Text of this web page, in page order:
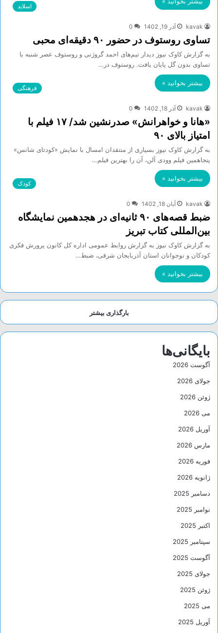
اسلاید
kavak آذر 19, 1402 0
تساوی روستوف در حضور ۹۰ دقیقه‌ای محبی
به گزارش کاوک نیوز دیدار تیم‌های احمد گروژنی و روستوف عصر شنبه با
تساوی بدون گل پایان یافت. روستوف در…
بیشتر بخوانید »
فرهنگی
kavak آذر 18, 1402 0
«هانا و خواهرانش» صدرنشین شد/ ۱۷ فیلم با
امتیاز بالای ۹۰
به گزارش کاوک نیوز بسیاری از منتقدان امسال با نمایش «کودتای شانس»
پنجاهمین فیلم وودی آلن، آن را بهترین فیلم…
بیشتر بخوانید »
کودک
kavak آبان 18, 1402 0
ضبط قصه‌های ۹۰ ثانیه‌ای در هجدهمین نمایشگاه
بین‌المللی کتاب تبریز
به گزارش کاوک نیوز به گزارش روابط عمومی اداره کل کانون پرورش فکری
کودکان و نوجوانان استان آذربایجان شرقی، ضبط…
بیشتر بخوانید »
بارگذاری بیشتر
بایگانی‌ها
آگوست 2026
جولای 2026
ژوئن 2026
می 2026
آوریل 2026
مارس 2026
فوریه 2026
ژانویه 2026
دسامبر 2025
نوامبر 2025
اکتبر 2025
سپتامبر 2025
آگوست 2025
جولای 2025
ژوئن 2025
می 2025
آوریل 2025